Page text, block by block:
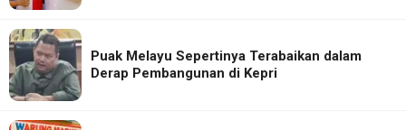
Puak Melayu Sepertinya Terabaikan dalam
Derap Pembangunan di Kepri